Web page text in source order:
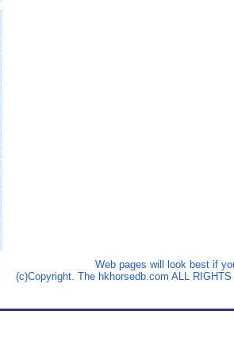
Web pages will look best if
(c)Copyright. The hkhorsedb.com ALL